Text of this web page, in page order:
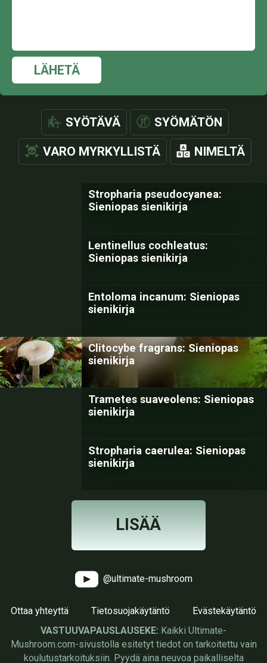
LÄHETÄ
SYÖTÄVÄ SYÖMÄTÖN
VARO MYRKYLLISTÄ NIMELTÄ
Stropharia pseudocyanea:
Sieniopas sienikirja
Lentinellus cochleatus:
Sieniopas sienikirja
Entoloma incanum: Sieniopas
sienikirja
Clitocybe fragrans: Sieniopas
sienikirja
Trametes suaveolens: Sieniopas
sienikirja
Stropharia caerulea: Sieniopas
sienikirja
LISÄÄ
@ultimate-mushroom
Ottaa yhteyttä Tietosuojakäytäntö
Evästekäytäntö
VASTUUVAPAUSLAUSEKE: Kaikki Ultimate-
Mushroom.com-sivustolla esitetyt tiedot on tarkoitettu vain
koulutustarkoituksiin. Pyydä aina neuvoa paikalliselta